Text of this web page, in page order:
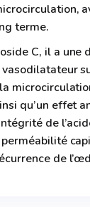
terme.
C, il a une
qu’un effet
de
de